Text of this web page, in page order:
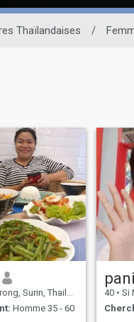
Thaïlandaises /
Surin, Thailande
Homme 35 - 60
40 • Si